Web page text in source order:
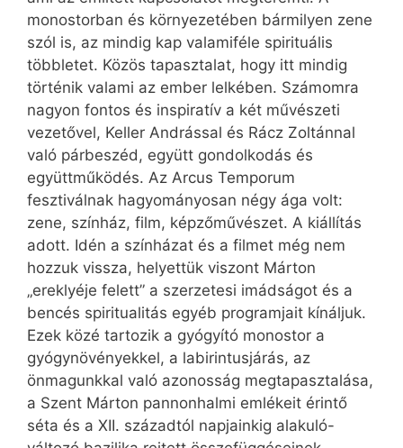
monostorban és környezetében bármilyen zene
szól is, az mindig kap valamiféle spirituális
többletet. Közös tapasztalat, hogy itt mindig
történik valami az ember lelkében. Számomra
nagyon fontos és inspiratív a két művészeti
vezetővel, Keller Andrással és Rácz Zoltánnal
való párbeszéd, együtt gondolkodás és
együttműködés. Az Arcus Temporum
fesztiválnak hagyományosan négy ága volt:
zene, színház, film, képzőművészet. A kiállítás
adott. Idén a színházat és a filmet még nem
hozzuk vissza, helyettük viszont Márton
„ereklyéje felett” a szerzetesi imádságot és a
bencés spiritualitás egyéb programjait kínáljuk.
Ezek közé tartozik a gyógyító monostor a
gyógynövényekkel, a labirintusjárás, az
önmagunkkal való azonosság megtapasztalása,
a Szent Márton pannonhalmi emlékeit érintő
séta és a XII. századtól napjainkig alakuló-